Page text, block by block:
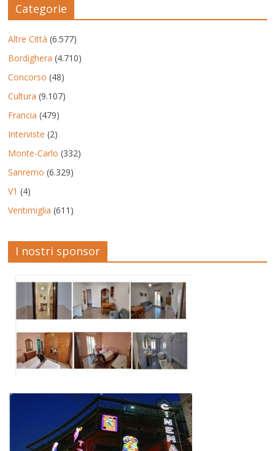
Categorie
Altre Città (6.577)
Bordighera (4.710)
Concorso (48)
Cultura (9.107)
Francia (479)
Interviste (2)
Monte-Carlo (332)
Sanremo (6.329)
V1 (4)
Ventimiglia (611)
I nostri sponsor